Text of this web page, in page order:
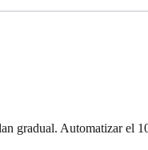
gradual. Automatizar el